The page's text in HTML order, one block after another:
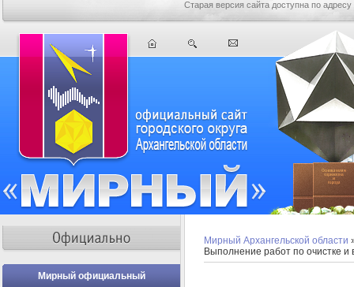
Старая версия сайта доступна по адресу
Мирный официальный
Мирный Архангельской области
Выполнение работ по очистке и